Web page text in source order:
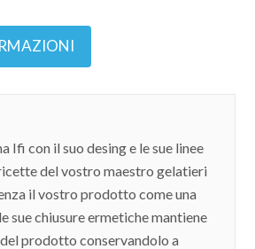
Ifi con il suo desing e le sue linee
del vostro maestro gelatieri
il vostro prodotto come una
sue chiusure ermetiche mantiene
prodotto conservandolo a